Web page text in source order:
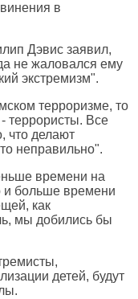
в
Дэвис заявил,
не жаловался ему
экстремизм".
терроризме, то
террористы. Все
что делают
неправильно".
времени на
и больше времени
как
мы добились бы
детей, будут